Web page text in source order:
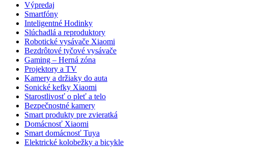
Výpredaj
Smartfóny
Inteligentné Hodinky
Slúchadlá a reproduktory
Robotické vysávače Xiaomi
Bezdrôtové tyčové vysávače
Gaming – Herná zóna
Projektory a TV
Kamery a držiaky do auta
Sonické kefky Xiaomi
Starostlivosť o pleť a telo
Bezpečnostné kamery
Smart produkty pre zvieratká
Domácnosť Xiaomi
Smart domácnosť Tuya
Elektrické kolobežky a bicykle